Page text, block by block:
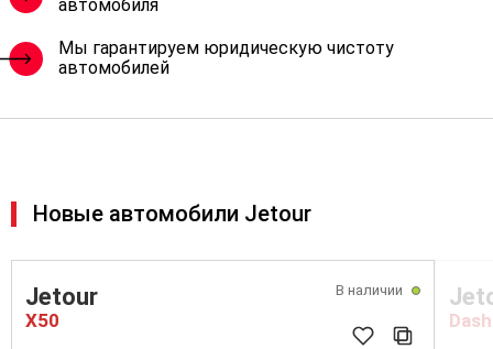
автомобиля
Мы гарантируем юридическую чистоту
автомобилей
Новые автомобили Jetour
В наличии
Jetour
X50